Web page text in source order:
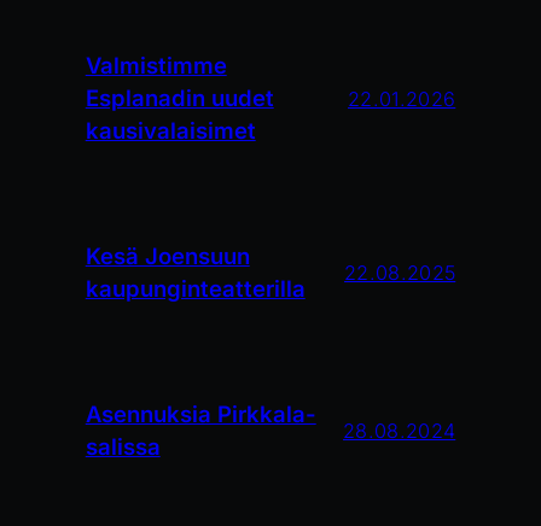
Valmistimme
Esplanadin uudet
kausivalaisimet
22.01.2026
Kesä Joensuun
kaupunginteatterilla
22.08.2025
Asennuksia Pirkkala-
salissa
28.08.2024